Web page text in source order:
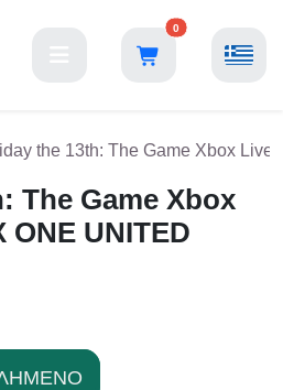
0
the 13th: The Game Xbox
The Game Xbox
ONE UNITED